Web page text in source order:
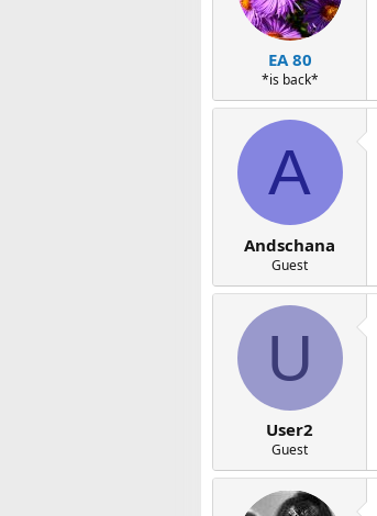
EA 80
*is back*
A
Andschana
Guest
U
User2
Guest